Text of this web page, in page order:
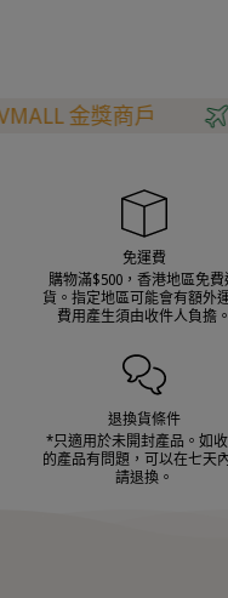
金獎商戶
免運費
購物滿$500，香港地區免費
貨。指定地區可能會有額外
費用產生須由收件人負擔。
退換貨條件
*只適用於未開封產品。如收
的產品有問題，可以在七天
請退換。